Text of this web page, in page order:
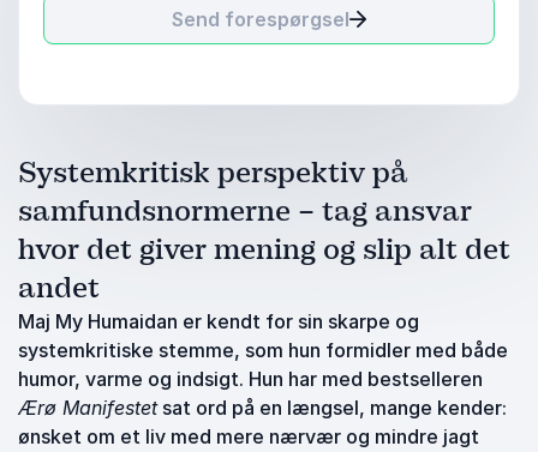
Send forespørgsel
Systemkritisk perspektiv på
samfundsnormerne – tag ansvar
hvor det giver mening og slip alt det
andet
Maj My Humaidan er kendt for sin skarpe og
systemkritiske stemme, som hun formidler med både
humor, varme og indsigt. Hun har med bestselleren
Ærø Manifestetsat ord på en længsel, mange kender:
ønsket om et liv med mere nærvær og mindre jagt